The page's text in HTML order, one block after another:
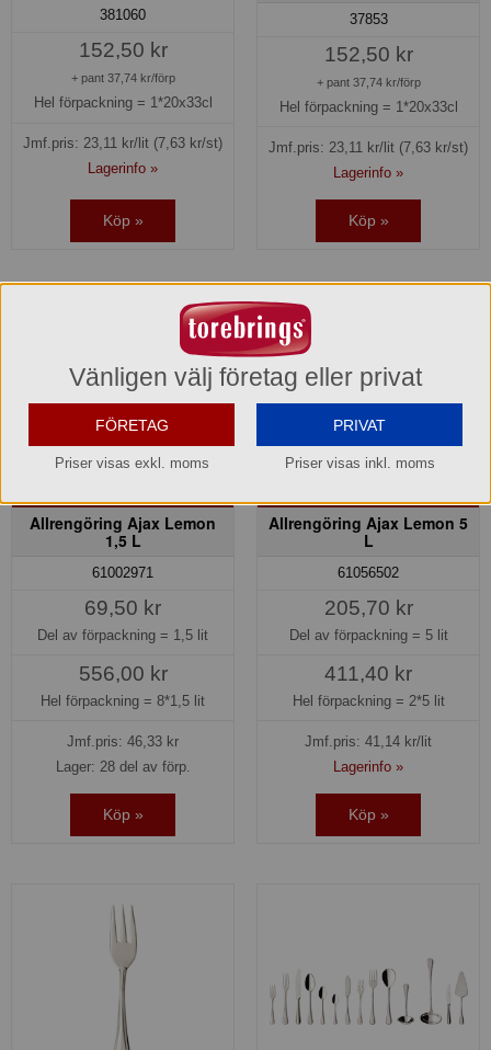
381060
152,50 kr
+ pant 37,74 kr/förp
Hel förpackning = 1*20x33cl
Jmf.pris: 23,11 kr/lit (7,63 kr/st)
Lagerinfo »
Köp »
37853
152,50 kr
+ pant 37,74 kr/förp
Hel förpackning = 1*20x33cl
Jmf.pris: 23,11 kr/lit (7,63 kr/st)
Lagerinfo »
Köp »
Allrengöring Ajax Lemon
1,5 L
61002971
69,50 kr
Del av förpackning = 1,5 lit
556,00 kr
Hel förpackning = 8*1,5 lit
Jmf.pris: 46,33 kr
Lager: 28 del av förp.
Köp »
Allrengöring Ajax Lemon 5
L
61056502
205,70 kr
Del av förpackning = 5 lit
411,40 kr
Hel förpackning = 2*5 lit
Jmf.pris: 41,14 kr/lit
Lagerinfo »
Köp »
Vänligen välj företag eller privat
FÖRETAG
Priser visas exkl. moms
PRIVAT
Priser visas inkl. moms